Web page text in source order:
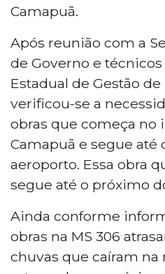
Camapuã.
Após reunião com a
de Governo e
Estadual de Gestão
verificou-se a
obras que começa no
Camapuã e segue até
aeroporto. Essa obra
segue até o próximo
Ainda conforme
obras na MS 306
chuvas que caíram na